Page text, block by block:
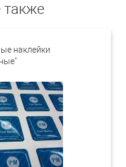
также
наклейки